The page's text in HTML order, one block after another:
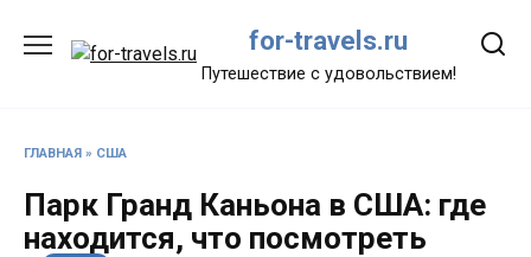
содержанию
for-travels.ru
Путешествие с удовольствием!
ГЛАВНАЯ » США
Парк Гранд Каньона в США: где
находится, что посмотреть